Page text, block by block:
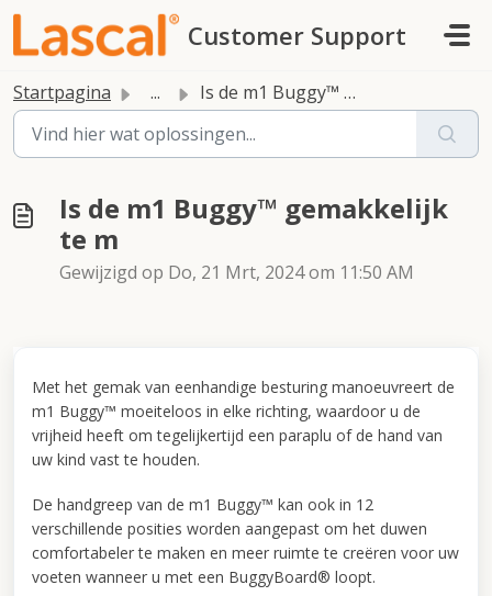
Doorgaan naar hoofdinhoud
Customer Support
Startpagina ... Is de m1 Buggy™ gemakkelijk te m
Is de m1 Buggy™ gemakkelijk
te m
Gewijzigd op Do, 21 Mrt, 2024 om 11:50 AM
Met het gemak van eenhandige besturing manoeuvreert de
m1 Buggy™ moeiteloos in elke richting, waardoor u de
vrijheid heeft om tegelijkertijd een paraplu of de hand van
uw kind vast te houden.
De handgreep van de m1 Buggy™ kan ook in 12
verschillende posities worden aangepast om het duwen
comfortabeler te maken en meer ruimte te creëren voor uw
voeten wanneer u met een BuggyBoard® loopt.